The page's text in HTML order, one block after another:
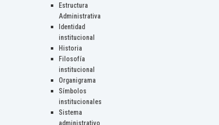
Estructura
Administrativa
Identidad
institucional
Historia
Filosofía
institucional
Organigrama
Símbolos
institucionales
Sistema
administrativo